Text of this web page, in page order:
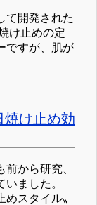
て開発された
け止めの定
ですが、肌が
焼け止め効
前から研究、
ました。
スタイル〟